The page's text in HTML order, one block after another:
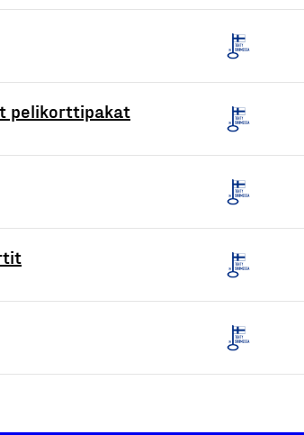
pelikorttipakat